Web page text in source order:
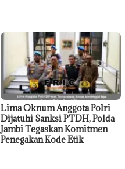
Lima Oknum Anggota Polri
Dijatuhi Sanksi PTDH, Polda
Jambi Tegaskan Komitmen
Penegakan Kode Etik